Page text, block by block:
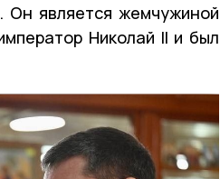
Он является жемчужиной
Николай II и был